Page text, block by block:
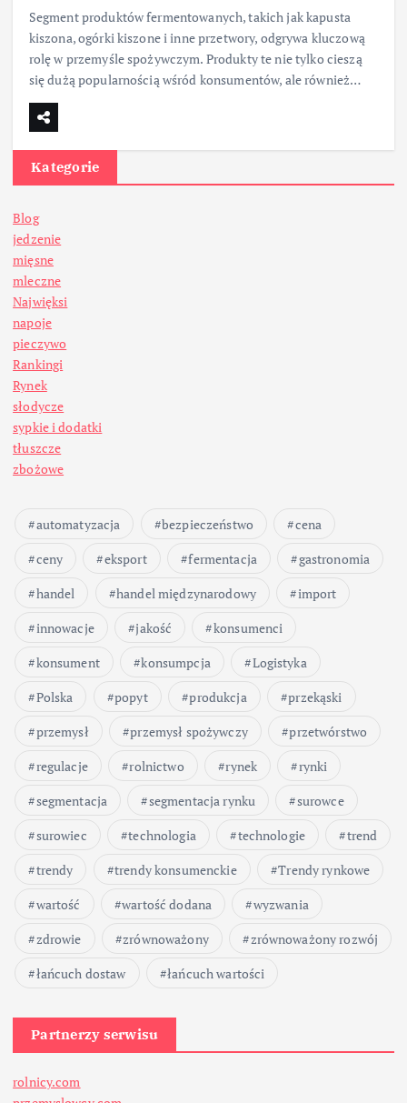
Segment produktów fermentowanych, takich jak kapusta
kiszona, ogórki kiszone i inne przetwory, odgrywa kluczową
rolę w przemyśle spożywczym. Produkty te nie tylko cieszą
się dużą popularnością wśród konsumentów, ale również…
Kategorie
Blog
jedzenie
mięsne
mleczne
Najwięksi
napoje
pieczywo
Rankingi
Rynek
słodycze
sypkie i dodatki
tłuszcze
zbożowe
automatyzacja bezpieczeństwo
cena
ceny
eksport fermentacja
gastronomia
handel
handel międzynarodowy
import
innowacje
jakość
konsumenci
konsument
konsumpcja
Logistyka
Polska
popyt produkcja
przekąski
przemysł
przemysł spożywczy
przetwórstwo
regulacje
rolnictwo rynek
rynki
segmentacja
segmentacja rynku
surowce
surowiec
technologia technologie
trend
trendy
trendy konsumenckie
Trendy rynkowe
wartość
wartość dodana
wyzwania
zdrowie
zrównoważony
zrównoważony rozwój
łańcuch dostaw
łańcuch wartości
Partnerzy serwisu
rolnicy.com